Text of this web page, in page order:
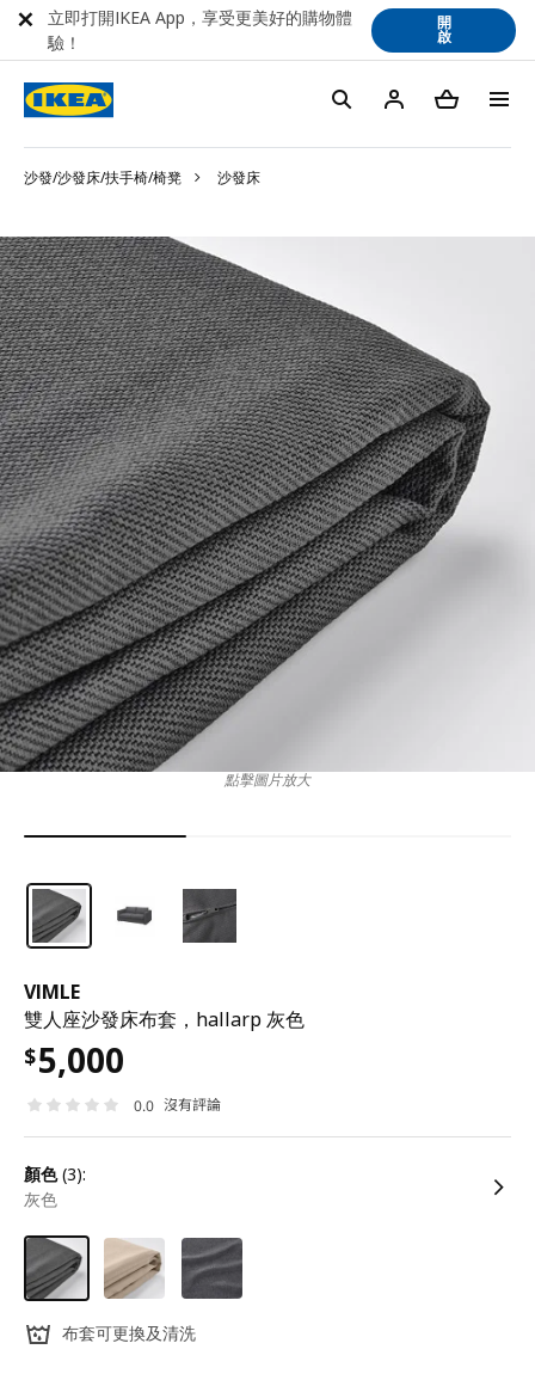
沙發/沙發床/扶手椅/椅凳 沙發床
VIMLE
雙人座沙發床布套，hallarp 灰色
$5,000
0.0 沒有評論
顏色(3):
灰色
布套可更換及清洗
點擊圖片放大
立即打開IKEA App，享受更美好的購物體
驗！
開
啟